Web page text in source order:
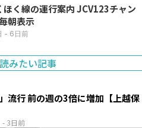
の運行案内 JCV123チャン
朝表示
- 6日前
みたい記事
- 3日前
に増加【上越保